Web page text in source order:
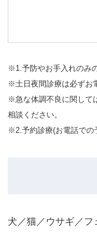
※1.予防やお手入れのみ
※土日夜間診療は必ずお
※急な体調不良に関して
相談ください。
※2.予約診療(お電話での
⽝／猫／ウサギ／フ